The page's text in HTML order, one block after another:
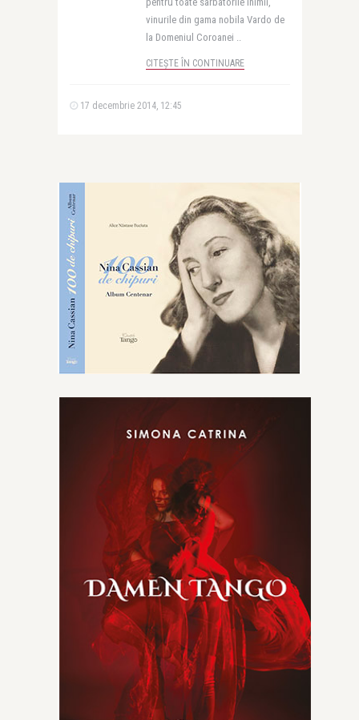
vinurile din gama nobila Vardo de
la Domeniul Coroanei ..
CITEȘTE ÎN CONTINUARE
17 decembrie 2014, 12:45